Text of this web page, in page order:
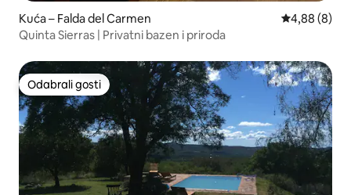
Kuća – Falda del Carmen Prosječna
4,88 (8)
Quinta Sierras | Privatni bazen i priroda
Odabrali gosti
Odabrali gosti